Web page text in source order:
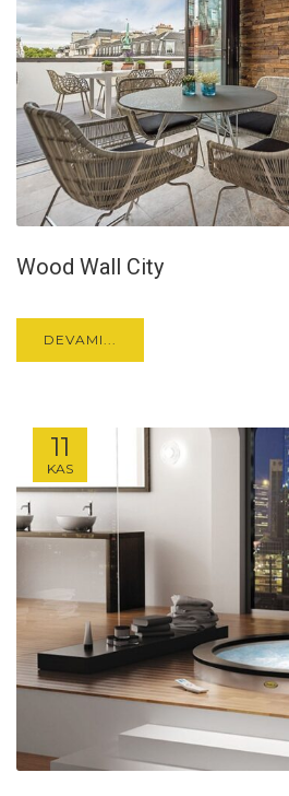
Wood Wall City
DEVAMI...
11
KAS